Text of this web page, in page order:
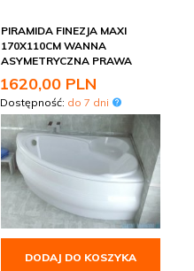
PIRAMIDA FINEZJA MAXI
170X110CM WANNA
ASYMETRYCZNA PRAWA
1620,00 PLN
Dostępność: do 7 dni
DODAJ DO KOSZYKA